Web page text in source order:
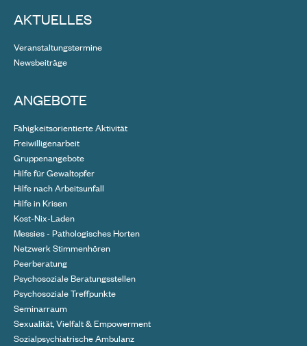
AKTUELLES
Veranstaltungstermine
Newsbeiträge
ANGEBOTE
Fähigkeitsorientierte Aktivität
Freiwilligenarbeit
Gruppenangebote
Hilfe für Gewaltopfer
Hilfe nach Arbeitsunfall
Hilfe in Krisen
Kost-Nix-Laden
Messies - Pathologisches Horten
Netzwerk Stimmenhören
Peerberatung
Psychosoziale Beratungsstellen
Psychosoziale Treffpunkte
Seminarraum
Sexualität, Vielfalt & Empowerment
Sozialpsychiatrische Ambulanz